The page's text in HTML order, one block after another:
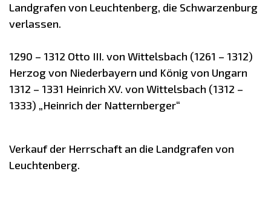
Landgrafen von Leuchtenberg, die Schwarzenburg
verlassen.
1290 – 1312 Otto III. von Wittelsbach (1261 – 1312)
Herzog von Niederbayern und König von Ungarn
1312 – 1331 Heinrich XV. von Wittelsbach (1312 –
1333) „Heinrich der Natternberger“
Verkauf der Herrschaft an die Landgrafen von
Leuchtenberg.